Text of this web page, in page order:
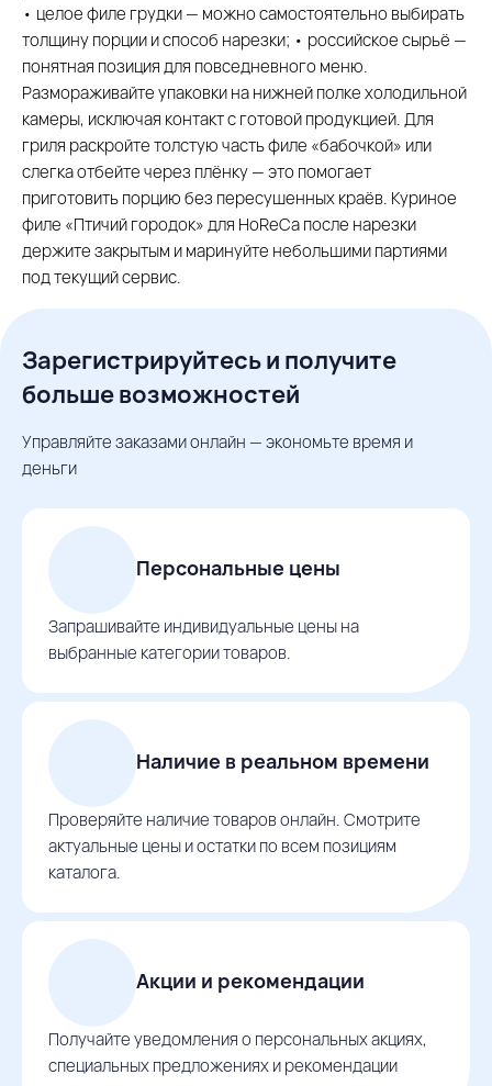
• целое филе грудки — можно самостоятельно выбирать
толщину порции и способ нарезки; • российское сырьё —
понятная позиция для повседневного меню.
Размораживайте упаковки на нижней полке холодильной
камеры, исключая контакт с готовой продукцией. Для
гриля раскройте толстую часть филе «бабочкой» или
слегка отбейте через плёнку — это помогает
приготовить порцию без пересушенных краёв. Куриное
филе «Птичий городок» для HoReCa после нарезки
держите закрытым и маринуйте небольшими партиями
под текущий сервис.
Зарегистрируйтесь и получите
больше возможностей
Управляйте заказами онлайн — экономьте время и
деньги
Персональные цены
Запрашивайте индивидуальные цены на
выбранные категории товаров.
Наличие в реальном времени
Проверяйте наличие товаров онлайн. Смотрите
актуальные цены и остатки по всем позициям
каталога.
Акции и рекомендации
Получайте уведомления о персональных акциях,
специальных предложениях и рекомендации